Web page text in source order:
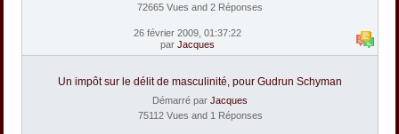
72665 Vues and 2 Réponses
26 février 2009, 01:37:22
par Jacques
Un impôt sur le délit de masculinité, pour Gudrun Schyman
Démarré par Jacques
75112 Vues and 1 Réponses